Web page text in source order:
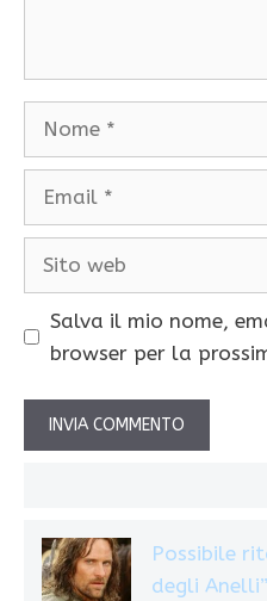
Salva il mio nome,
browser per la
Possibile
degli